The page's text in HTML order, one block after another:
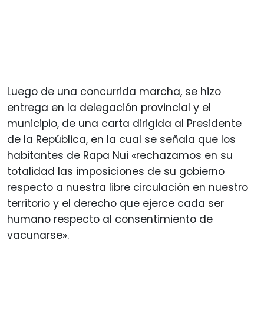
Luego de una concurrida marcha, se hizo
entrega en la delegación provincial y el
municipio, de una carta dirigida al Presidente
de la República, en la cual se señala que los
habitantes de Rapa Nui «rechazamos en su
totalidad las imposiciones de su gobierno
respecto a nuestra libre circulación en nuestro
territorio y el derecho que ejerce cada ser
humano respecto al consentimiento de
vacunarse».